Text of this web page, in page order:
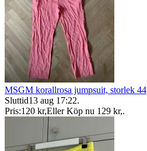
MSGM korallrosa jumpsuit, storlek 44
Sluttid13 aug 17:22.
Pris:120 kr,Eller Köp nu 129 kr,.